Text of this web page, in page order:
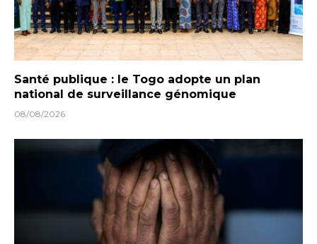
Santé publique : le Togo adopte un plan
national de surveillance génomique
08/08/2026